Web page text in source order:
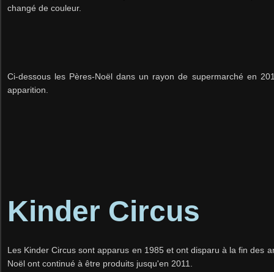
changé de couleur.
Ci-dessous les Pères-Noël dans un rayon de supermarché en
apparition.
Kinder Circus
Les Kinder Circus sont apparus en 1985 et ont disparu à la fin des
Noël ont continué à être produits jusqu'en 2011.